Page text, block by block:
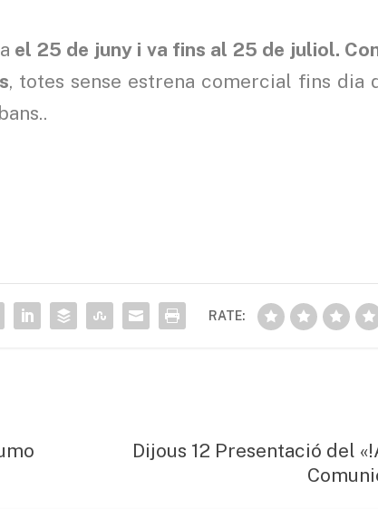
el 25 de juny i va fins al 25 de juliol.
, totes sense estrena comercial fins dia
RATE:
Dijous 12 Presentació del